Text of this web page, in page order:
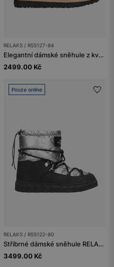
RELAKS / R55127-84
Elegantní dámské sněhule z kvalitního materiálu
2499.00 Kč
Pouze online
RELAKS / R55122-80
Stříbrné dámské sněhule RELAKS
3499.00 Kč